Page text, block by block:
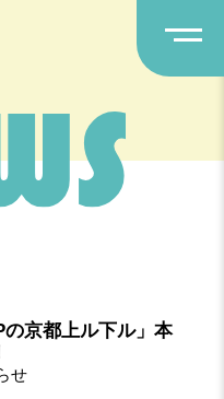
京都上ル下ル」本
せ